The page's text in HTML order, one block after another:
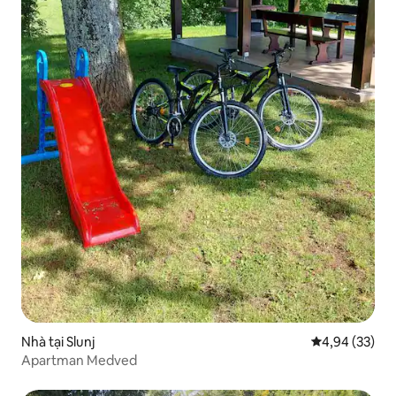
Nhà tại Slunj Xếp hạng
4,94 (33)
Apartman Medved